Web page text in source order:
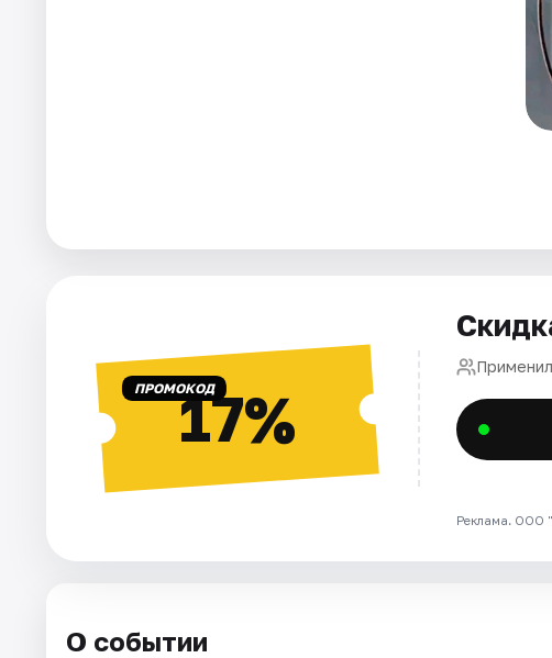
Города
Рейтинги
ПРОМОКОД17%
Реклама. ООО
О событии